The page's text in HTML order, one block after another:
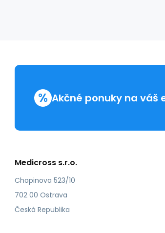
% Akčné ponuky na váš
Medicross s.r.o.
Chopinova 523/10
702 00 Ostrava
Česká Republika